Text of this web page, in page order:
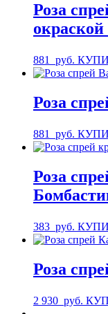
Роза
881 руб.
Роза
881 руб.
Роза
383 руб.
Роза
2 930 руб.